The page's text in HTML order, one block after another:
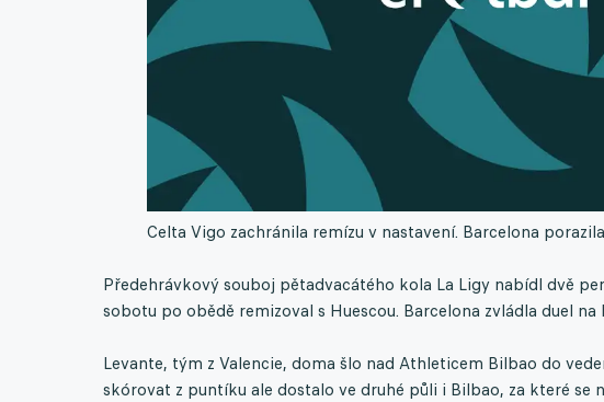
Celta Vigo zachránila remízu v nastavení. Barcelona
Předehrávkový souboj pětadvacátého kola La Ligy nabídl dvě
sobotu po obědě remizoval s Huescou. Barcelona zvládla duel na
Levante, tým z Valencie, doma šlo nad Athleticem Bilbao do
skórovat z puntíku ale dostalo ve druhé půli i Bilbao, za které se